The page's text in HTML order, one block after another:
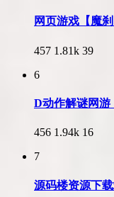
网页游戏【魔
457 1.81k 39
6
D动作解谜网游
456 1.94k 16
7
源码楼资源下